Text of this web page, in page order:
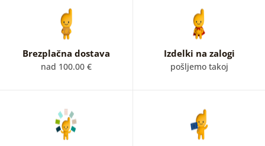
Brezplačna dostava
nad 100.00 €
Izdelki na zalogi
pošljemo takoj